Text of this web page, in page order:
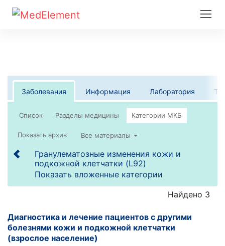
Заболевания Информация Лаборатория
Список
Все материалы
Гранулематозные изменения кожи и
подкожной клетчатки (L92)
Показать вложенные категории
Найдено 3
Диагностика и лечение пациентов с другими
болезнями кожи и подкожной клетчатки
(взрослое население)